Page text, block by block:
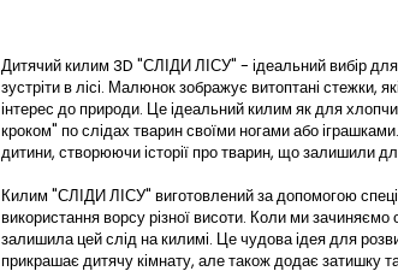
Дитячий килим 3D "СЛІДИ ЛІСУ" - ідеальний вибір
зустріти в лісі. Малюнок зображує витоптані стежки,
інтерес до природи. Це ідеальний килим як для
кроком" по слідах тварин своїми ногами або
дитини, створюючи історії про тварин, що залишили
Килим "СЛІДИ ЛІСУ" виготовлений за допомогою
використання ворсу різної висоти. Коли ми
залишила цей слід на килимі. Це чудова ідея для
прикрашає дитячу кімнату, але також додає затишку